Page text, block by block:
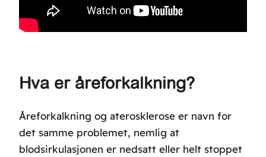
Hva er åreforkalkning?
Åreforkalkning og aterosklerose er navn for
det samme problemet, nemlig at
blodsirkulasjonen er nedsatt eller helt stoppet